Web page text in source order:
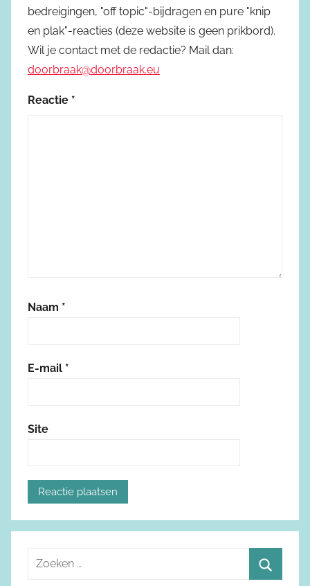
bedreigingen, "off topic"-bijdragen en pure "knip
en plak"-reacties (deze website is geen prikbord).
Wil je contact met de redactie? Mail dan:
doorbraak@doorbraak.eu
Reactie *
Naam *
E-mail *
Site